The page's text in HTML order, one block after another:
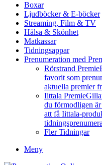
Boxar
Ljudböcker & E-böcker
Streaming, Film & TV
Hälsa & Skönhet
Matkassar
Tidningsappar
Prenumeration med
Rörstrand Premie
favorit som
aktuella premier
Iittala Premie
du förmodligen är
att få Iittala-
Fler Tidningar
Meny